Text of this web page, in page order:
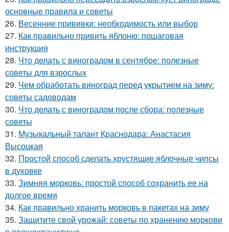
основные правила и советы
26. Весенние прививки: необходимость или выбор
27. Как правильно привить яблоню: пошаговая
инструкция
28. Что делать с виноградом в сентябре: полезные
советы для взрослых
29. Чем обработать виноград перед укрытием на зиму:
советы садоводам
30. Что делать с виноградом после сбора: полезные
советы
31. Музыкальный талант Краснодара: Анастасия
Высоцкая
32. Простой способ сделать хрустящие яблочные чипсы
в духовке
33. Зимняя морковь: простой способ сохранить ее на
долгое время
34. Как правильно хранить морковь в пакетах на зиму
35. Защитите свой урожай: советы по хранению моркови